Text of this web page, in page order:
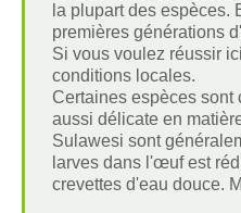
la plupart des espèces.
premières générations
Si vous voulez réussir
conditions locales.
Certaines espèces sont
aussi délicate en
Sulawesi sont
larves dans l'œuf est
crevettes d'eau douce.